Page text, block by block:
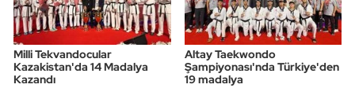
Milli Tekvandocular
Kazakistan'da 14 Madalya
Kazandı
Altay Taekwondo
Şampiyonası'nda Türkiye'den
19 madalya